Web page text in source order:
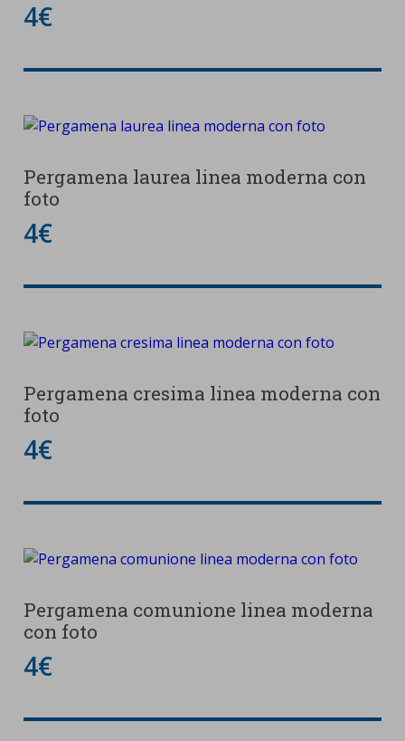
4€
Pergamena laurea linea moderna con
foto
4€
Pergamena cresima linea moderna con
foto
4€
Pergamena comunione linea moderna
con foto
4€